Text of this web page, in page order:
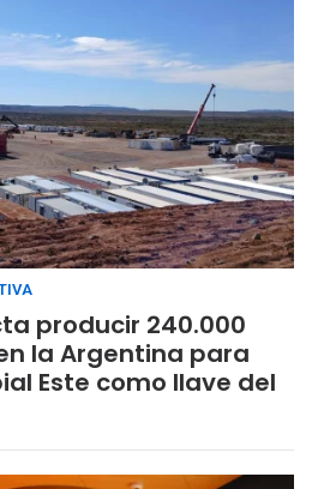
producir 240.000
la Argentina para
Este como llave del